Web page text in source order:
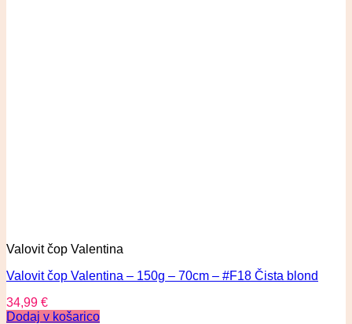
Valovit čop Valentina
Valovit čop Valentina – 150g – 70cm – #F18 Čista blond
34,99 €
Dodaj v košarico